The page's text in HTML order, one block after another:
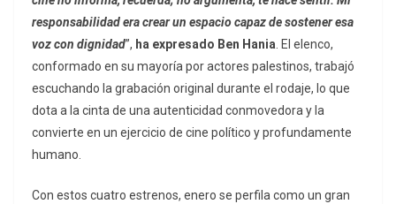
responsabilidad era crear un espacio capaz de sostener esa
voz con dignidad”, ha expresado Ben Hania . El elenco,
conformado en su mayoría por actores palestinos, trabajó
escuchando la grabación original durante el rodaje, lo que
dota a la cinta de una autenticidad conmovedora y la
convierte en un ejercicio de cine político y profundamente
humano.
Con estos cuatro estrenos, enero se perfila como un gran